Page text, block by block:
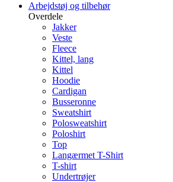
Arbejdstøj og tilbehør
Overdele
Jakker
Veste
Fleece
Kittel, lang
Kittel
Hoodie
Cardigan
Busseronne
Sweatshirt
Polosweatshirt
Poloshirt
Top
Langærmet T-Shirt
T-shirt
Undertrøjer